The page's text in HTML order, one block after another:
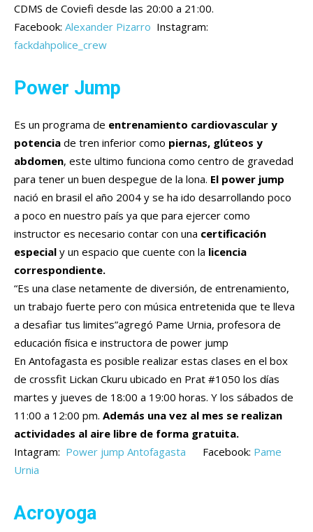
CDMS de Coviefi desde las 20:00 a 21:00.
Facebook: Alexander Pizarro Instagram:
fackdahpolice_crew
Power Jump
Es un programa de entrenamiento cardiovascular y
potencia de tren inferior como piernas, glúteos y
abdomen, este ultimo funciona como centro de gravedad
para tener un buen despegue de la lona. El power jump
nació en brasil el año 2004 y se ha ido desarrollando poco
a poco en nuestro país ya que para ejercer como
instructor es necesario contar con una certificación
especial y un espacio que cuente con la licencia
correspondiente.
“Es una clase netamente de diversión, de entrenamiento,
un trabajo fuerte pero con música entretenida que te lleva
a desafiar tus limites”agregó Pame Urnia, profesora de
educación física e instructora de power jump
En Antofagasta es posible realizar estas clases en el box
de crossfit Lickan Ckuru ubicado en Prat #1050 los días
martes y jueves de 18:00 a 19:00 horas. Y los sábados de
11:00 a 12:00 pm. Además una vez al mes se realizan
actividades al aire libre de forma gratuita.
Intagram: Power jump Antofagasta Facebook: Pame
Urnia
Acroyoga